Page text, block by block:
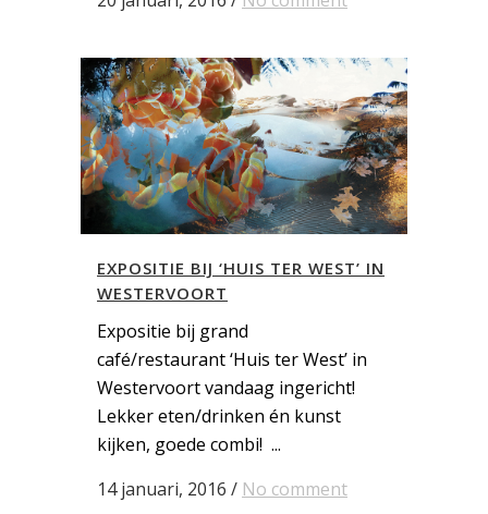
EXPOSITIE BIJ ‘HUIS TER WEST’ IN
WESTERVOORT
Expositie bij grand
café/restaurant ‘Huis ter West’ in
Westervoort vandaag ingericht!
Lekker eten/drinken én kunst
kijken, goede combi! ...
14 januari, 2016 / No comment